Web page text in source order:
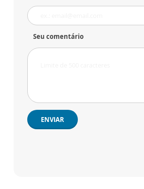
Seu comentário
ENVIAR